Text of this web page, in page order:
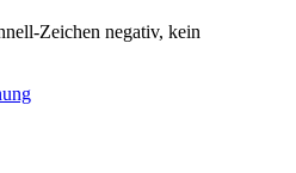
Zeichen negativ, kein